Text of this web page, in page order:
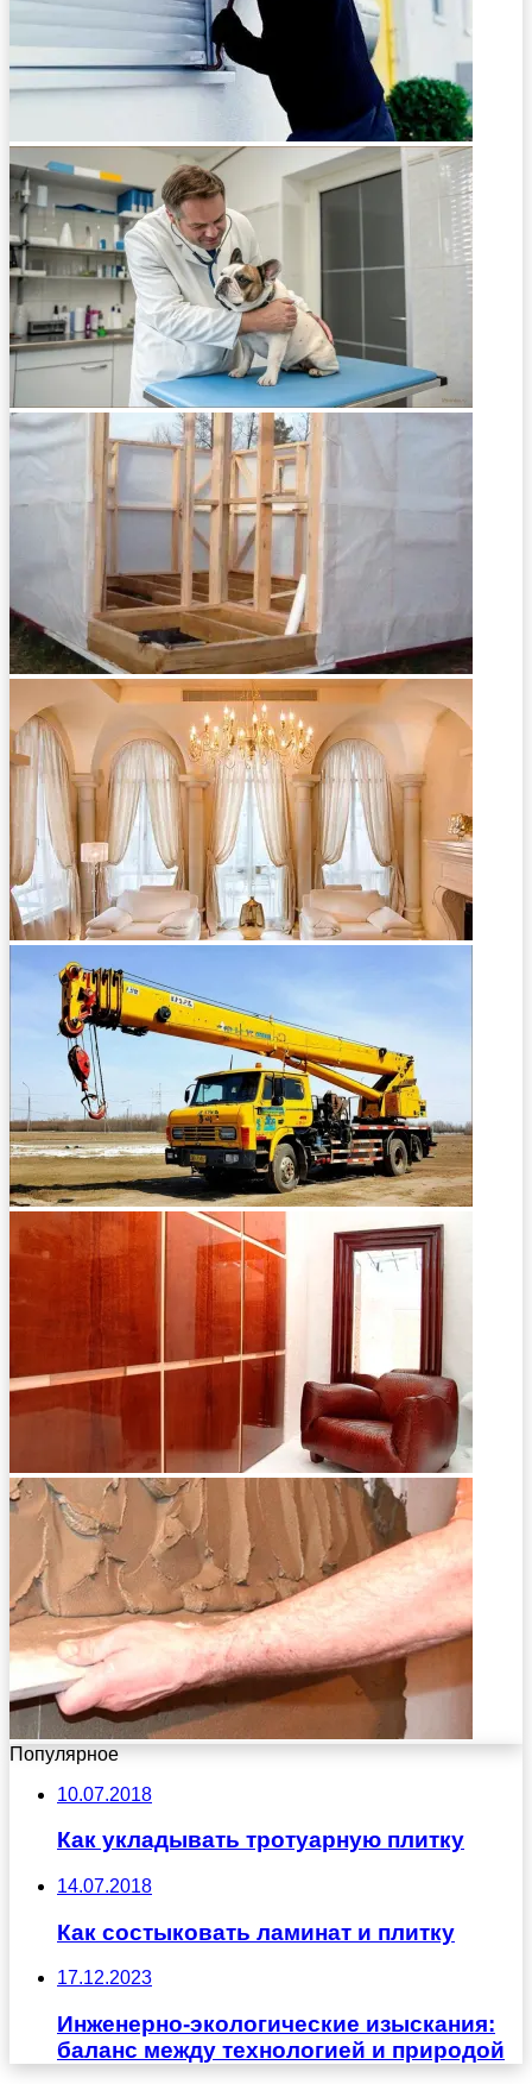
Популярное
10.07.2018
Как укладывать тротуарную плитку
14.07.2018
Как состыковать ламинат и плитку
17.12.2023
Инженерно-экологические изыскания:
баланс между технологией и природой